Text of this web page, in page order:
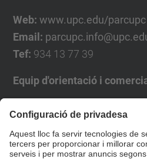
Web: www.upc.edu/parcupc
Email:
Tef: 934 13 77 39
Equip d'orientació i
jose.luis.grande@upc.edu